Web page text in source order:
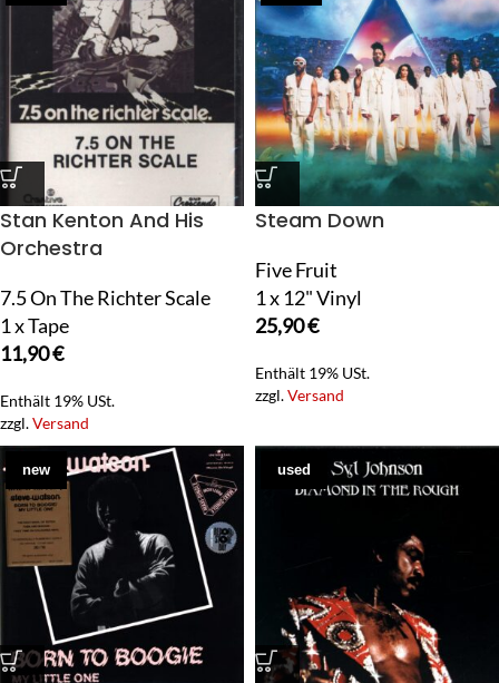
Stan Kenton And His
Orchestra
7.5 On The Richter Scale
1 x Tape
11,90€
Enthält 19% USt.
zzgl.Versand
Steam Down
Five Fruit
1 x 12" Vinyl
25,90€
Enthält 19% USt.
zzgl.Versand
new used